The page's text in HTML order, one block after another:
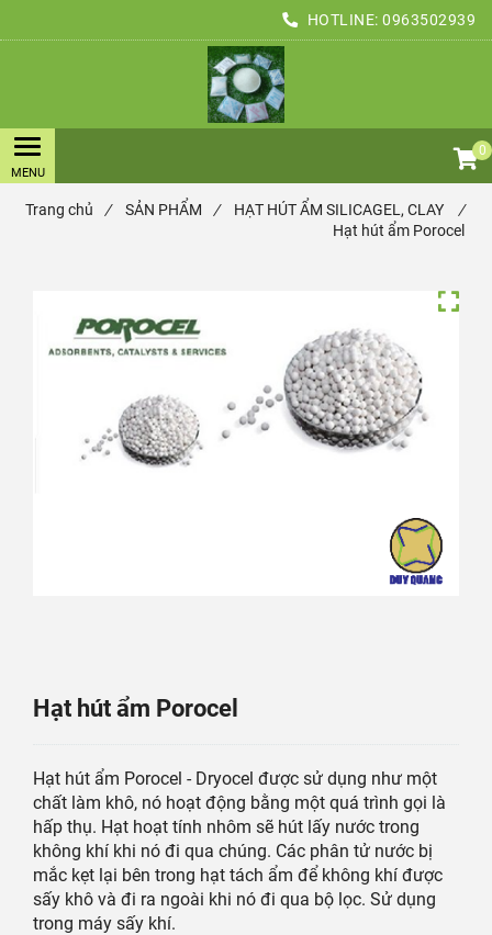
HOTLINE: 0963502939
0
Trang chủ / SẢN PHẨM / HẠT HÚT ẨM SILICAGEL, CLAY
/
Hạt hút ẩm Porocel
Hạt hút ẩm Porocel
Hạt hút ẩm Porocel - Dryocel được sử dụng như một
chất làm khô, nó hoạt động bằng một quá trình gọi là
hấp thụ. Hạt hoạt tính nhôm sẽ hút lấy nước trong
không khí khi nó đi qua chúng. Các phân tử nước bị
mắc kẹt lại bên trong hạt tách ẩm để không khí được
sấy khô và đi ra ngoài khi nó đi qua bộ lọc. Sử dụng
trong máy sấy khí.